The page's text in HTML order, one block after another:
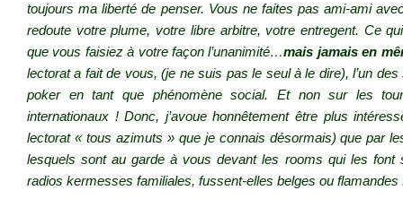
toujours ma liberté de penser. Vous ne faites pas ami-ami
redoute votre plume, votre libre arbitre, votre entregent. Ce
que vous faisiez à votre façon l’unanimité…mais jamais en
lectorat a fait de vous, (je ne suis pas le seul à le dire), l’un
poker en tant que phénomène social. Et non sur les
internationaux ! Donc, j’avoue honnêtement être plus
lectorat « tous azimuts » que je connais désormais) que par
lesquels sont au garde à vous devant les rooms qui les font
radios kermesses familiales, fussent-elles belges ou flamandes